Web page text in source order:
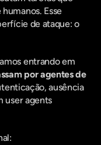
Esse
avanço, porém, trouxe uma nova superfície de ataque: o
entrando em
por agentes de
ausência
user agents